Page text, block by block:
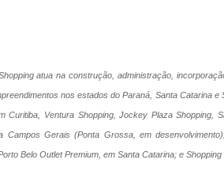
atua na construção, administração,
nos estados do Paraná, Santa Catarina e
Curitiba, Ventura Shopping, Jockey Plaza Shopping,
Gerais (Ponta Grossa, em
Belo Outlet Premium, em Santa Catarina; e